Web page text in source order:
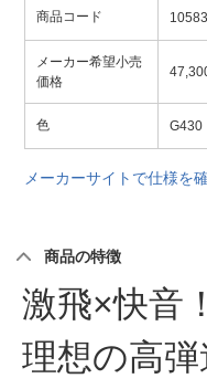
商品コード
メーカー希望小売
価格
色 G430
メーカーサイトで仕様を
商品の特徴
激飛×快音！
理想の高